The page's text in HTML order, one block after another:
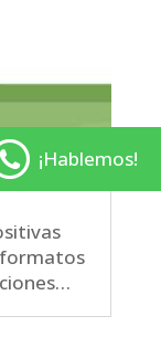
¡Hablemos!